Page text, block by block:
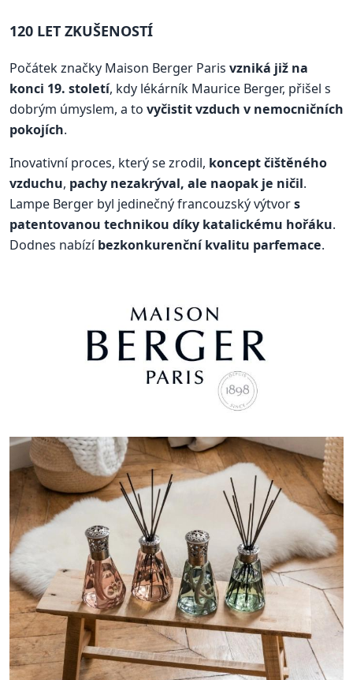
120 LET ZKUŠENOSTÍ
Počátek značky Maison Berger Paris vzniká již na
konci 19. století, kdy lékárník Maurice Berger, přišel s
dobrým úmyslem, a to vyčistit vzduch v nemocničních
pokojích.
Inovativní proces, který se zrodil, koncept čištěného
vzduchu, pachy nezakrýval, ale naopak je ničil.
Lampe Berger byl jedinečný francouzský výtvors
patentovanou technikou díky katalickému hořáku.
Dodnes nabízíbezkonkurenční kvalitu parfemace.